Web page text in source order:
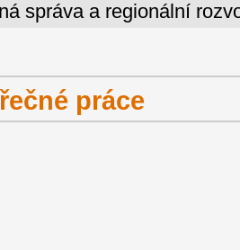
správa a regionální
práce